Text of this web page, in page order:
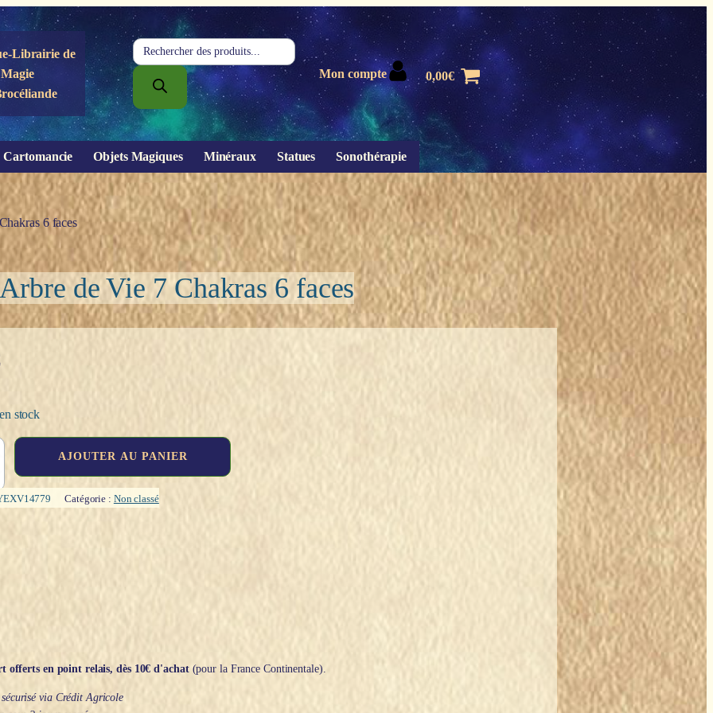
Librairie de
Magie
Recherche
de
produits
Mon compte 0,00€
Cartomancie Objets Magiques Minéraux Statues Sonothérapie
6 faces
de Vie 7 Chakras 6 faces
stock
AJOUTER AU PANIER
Catégorie : Non classé
offerts en point relais, dès 10€ d'achat(pour la France Continentale).
via Crédit Agricole